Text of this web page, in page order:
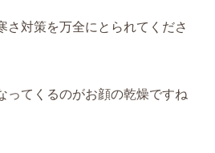
さ対策を万全にとられてくださ
ってくるのがお顔の乾燥ですね